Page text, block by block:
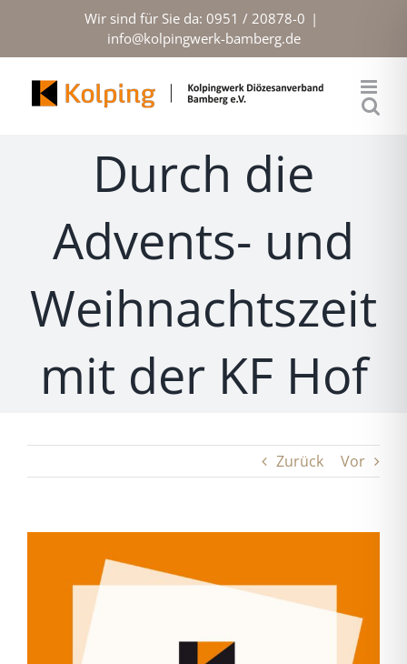
springen
Wir sind für Sie da: 0951 / 20878-0 |
info@kolpingwerk-bamberg.de
Durch die
Advents- und
Weihnachtszeit
mit der KF Hof
Zurück Vor